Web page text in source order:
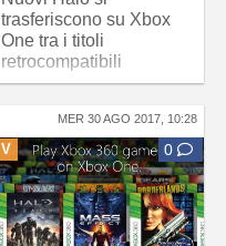
trasferiscono su Xbox
One tra i titoli
retrocompatibili
MER 30 AGO 2017, 10:28
V 0